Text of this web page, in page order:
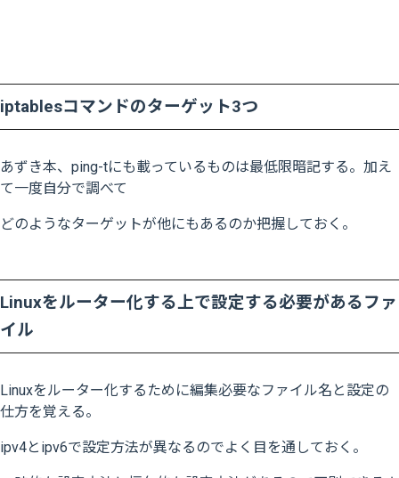
iptablesコマンドのターゲット3つ
あずき本、ping-tにも載っているものは最低限暗記する。加え
て一度自分で調べて
どのようなターゲットが他にもあるのか把握しておく。
Linuxをルーター化する上で設定する必要があるファ
イル
Linuxをルーター化するために編集必要なファイル名と設定の
仕方を覚える。
ipv4とipv6で設定方法が異なるのでよく目を通しておく。